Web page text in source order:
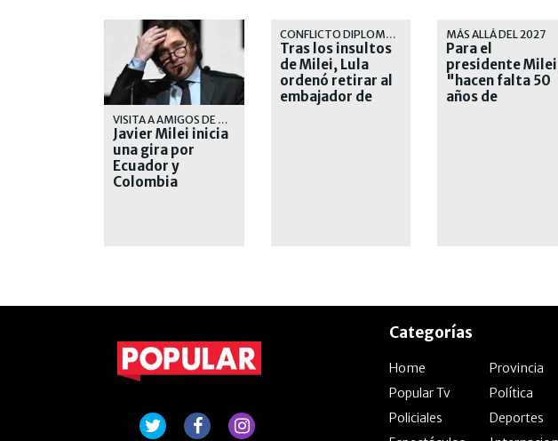
VISITA A AMIGOS DE DERECHA
Javier Milei inicia
una gira por
Ecuador y
Colombia
CONFLICTO DIPLOMÁTICO
Tras los insultos
de Milei, Lula
ordenó retirar al
embajador de
MÁS ALLÁ DEL 2027
Para el
presidente
"hacen falta 50
años de
Categorías
Home
Provincia
Popular Tv
Política
Policiales
Deportes